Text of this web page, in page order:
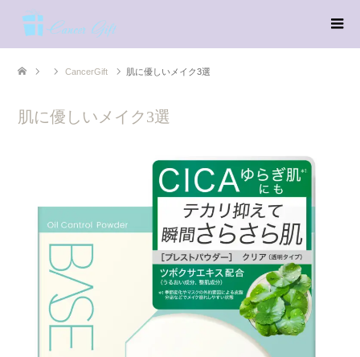
CancerGift 肌に優しいメイク3選
肌に優しいメイク3選